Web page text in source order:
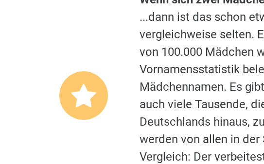
...dann ist das schon
vergleichweise selten.
von 100.000 Mädchen
Vornamensstatistik
Mädchennamen. Es
auch viele Tausende,
Deutschlands hinaus,
werden von allen in der
Vergleich: Der